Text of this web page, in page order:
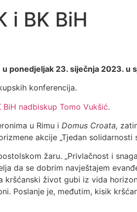
i BK BiH
ponedjeljak 23. siječnja 2023. u
konferencija.
BiH nadbiskup Tomo Vukšić.
u Rimu i Domus Croata,
akcije „Tjedan solidarnosti
žaru. „Privlačnost i
da se dobrim navještajem
kršćanski život gubi iz vida
Poslanje je, međutim, kisik